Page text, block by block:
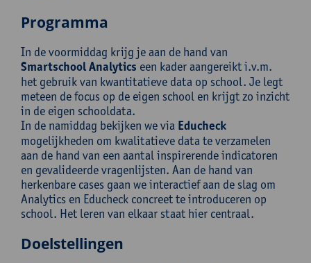
Programma
In de voormiddag krijg je aan de hand van
Smartschool Analytics een kader aangereikt i.v.m.
het gebruik van kwantitatieve data op school. Je legt
meteen de focus op de eigen school en krijgt zo inzicht
in de eigen schooldata.
In de namiddag bekijken we via Educheck
mogelijkheden om kwalitatieve data te verzamelen
aan de hand van een aantal inspirerende indicatoren
en gevalideerde vragenlijsten. Aan de hand van
herkenbare cases gaan we interactief aan de slag om
Analytics en Educheck concreet te introduceren op
school. Het leren van elkaar staat hier centraal.
Doelstellingen